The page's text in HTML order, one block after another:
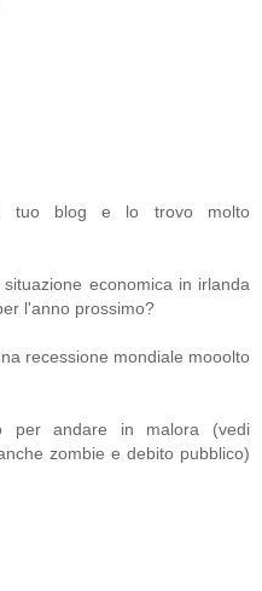
tuo blog e lo trovo molto
economica in irlanda
l'anno prossimo?
recessione mondiale mooolto
per andare in malora (vedi
zombie e debito pubblico)